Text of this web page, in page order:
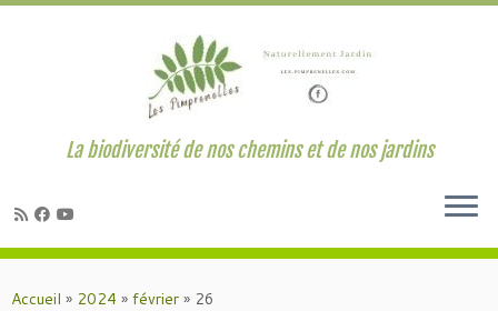
au
La biodiversité de nos chemins et de nos jardins
Accueil » 2024 » février » 26